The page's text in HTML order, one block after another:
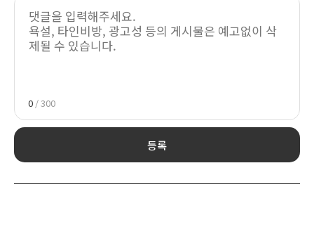
0 / 300
등록